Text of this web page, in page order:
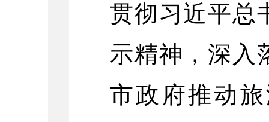
贯彻习近平总
示精神，深入
市政府推动